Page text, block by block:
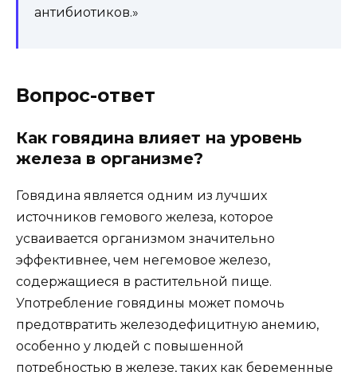
антибиотиков.»
Вопрос-ответ
Как говядина влияет на уровень
железа в организме?
Говядина является одним из лучших
источников гемового железа, которое
усваивается организмом значительно
эффективнее, чем негемовое железо,
содержащиеся в растительной пище.
Употребление говядины может помочь
предотвратить железодефицитную анемию,
особенно у людей с повышенной
потребностью в железе, таких как беременные